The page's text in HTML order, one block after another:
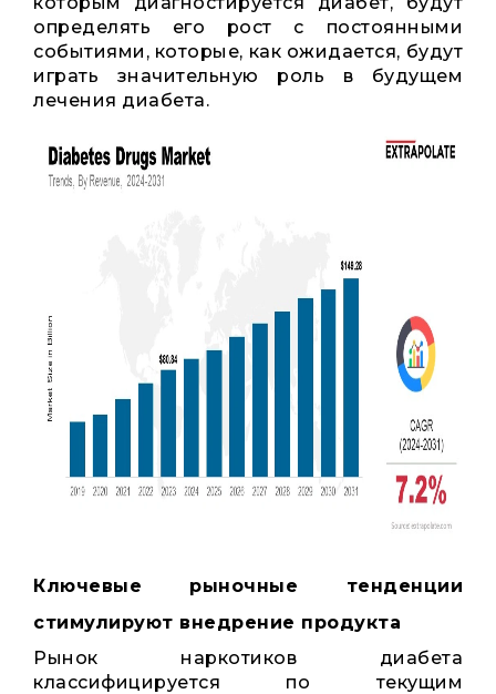
определять его рост с постоянными
событиями, которые, как ожидается, будут
играть значительную роль в будущем
лечения диабета.
Ключевые рыночные тенденции
стимулируют внедрение продукта
Рынок наркотиков диабета
классифицируется по текущим